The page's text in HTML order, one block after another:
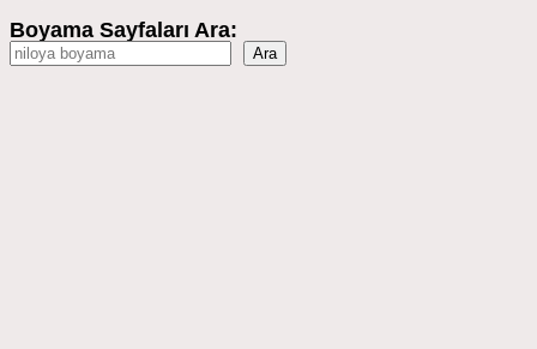
Boyama Sayfaları Ara:
Ara